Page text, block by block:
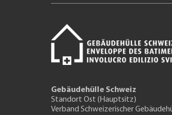
Gebäudehülle Schweiz
Standort Ost (Hauptsitz)
Verband Schweizerischer